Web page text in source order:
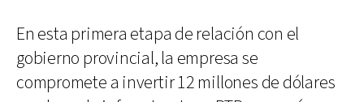
En esta primera etapa de relación con el
gobierno provincial, la empresa se
compromete a invertir 12 millones de dólares